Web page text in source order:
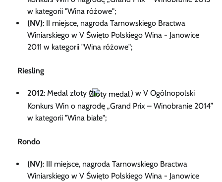
w kategorii "Wina różowe";
(NV): II miejsce, nagroda Tarnowskiego Bractwa
Winiarskiego w V Święto Polskiego Wina - Janowice
2011 w kategorii "Wina różowe";
Riesling
2012: Medal złoty (
) w V Ogólnopolski
Konkurs Win o nagrodę „Grand Prix – Winobranie 2014”
w kategorii "Wina białe";
Rondo
(NV): III miejsce, nagroda Tarnowskiego Bractwa
Winiarskiego w V Święto Polskiego Wina - Janowice